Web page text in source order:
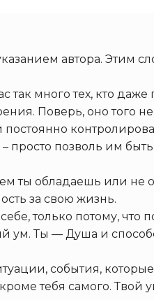
автора. Этим
так много тех, кто
Поверь, оно того не
позволь им
ты обладаешь или не
за свою жизнь.
только потому, что
ум. Ты — Душа и
события,
тебя самого. Твой